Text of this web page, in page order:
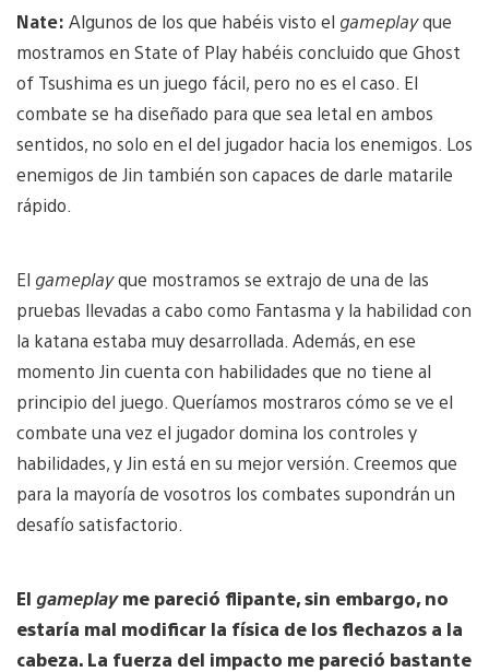
Nate: Algunos de los que habéis visto el gameplayque
mostramos en State of Play habéis concluido que Ghost
of Tsushima es un juego fácil, pero no es el caso. El
combate se ha diseñado para que sea letal en ambos
sentidos, no solo en el del jugador hacia los enemigos. Los
enemigos de Jin también son capaces de darle matarile
rápido.
El gameplayque mostramos se extrajo de una de las
pruebas llevadas a cabo como Fantasma y la habilidad con
la katana estaba muy desarrollada. Además, en ese
momento Jin cuenta con habilidades que no tiene al
principio del juego. Queríamos mostraros cómo se ve el
combate una vez el jugador domina los controles y
habilidades, y Jin está en su mejor versión. Creemos que
para la mayoría de vosotros los combates supondrán un
desafío satisfactorio.
El gameplayme pareció flipante, sin embargo, no
estaría mal modificar la física de los flechazos a la
cabeza. La fuerza del impacto me pareció bastante